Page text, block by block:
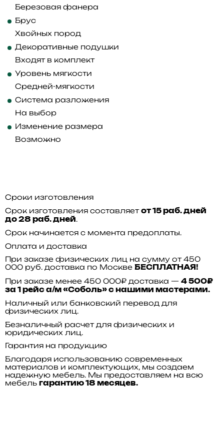
Березовая фанера
Брус
Хвойных пород
Декоративные подушки
Входят в комплект
Уровень мягкости
Средней-мягкости
Система разложения
На выбор
Изменение размера
Возможно
Сроки изготовления
Срок изготовления составляет от 15 раб. дней
до 28 раб. дней.
Срок начинается с момента предоплаты.
Оплата и доставка
При заказе физических лиц на сумму от 450
000 руб. доставка по Москве БЕСПЛАТНАЯ!
При заказе менее 450 000₽ доставка — 4 500₽
за 1 рейс а/м «Соболь» с нашими мастерами.
Наличный или банковский перевод для
физических лиц.
Безналичный расчет для физических и
юридических лиц.
Гарантия на продукцию
Благодаря использованию современных
материалов и комплектующих, мы создаем
надежную мебель. Мы предоставляем на всю
мебель гарантию 18 месяцев.